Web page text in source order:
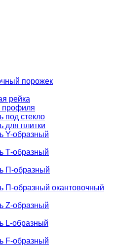
порожек
рейка
профиля
стекло
плитки
Y-образный
Т-образный
П-образный
образный окантовочный
Z-образный
L-образный
F-образный